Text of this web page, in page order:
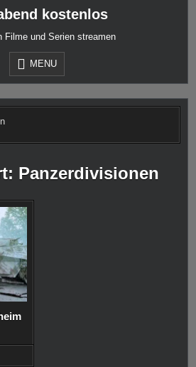
kostenlos
Filme und Serien streamen
MENU
Panzerdivisionen